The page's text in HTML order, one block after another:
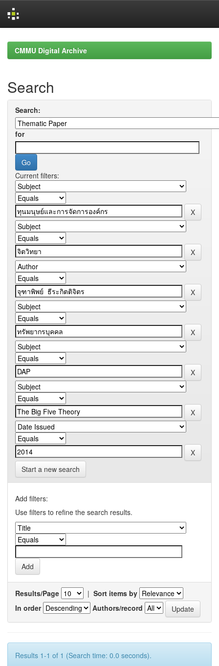
navigationCMMU Digital Archive
Search
Search:
for
Current filters:
Start a new search
Add filters:
Use filters to refine the search results.
Results/Page | Sort items by
In order
Authors/record
Results 1-1 of 1 (Search time: 0.0 seconds).